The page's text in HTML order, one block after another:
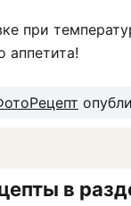
при
аппетита!
в